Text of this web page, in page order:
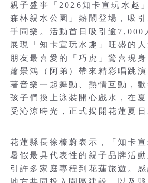
親子盛事「2026知卡宣玩水趣
森林親水公園」熱鬧登場，吸
手同樂。活動首日吸引逾7,000
展現「知卡宣玩水趣」旺盛的
朋友最喜愛的「巧虎」驚喜現
蕭景鴻（阿弟）帶來精彩唱跳
著音樂一起舞動、熱情互動，歡
孩子們換上泳裝開心戲水，在
受沁涼時光，正式揭開花蓮夏日
花蓮縣長徐榛蔚表示，「知卡
暑假最具代表性的親子品牌活
引許多家庭專程到花蓮旅遊。